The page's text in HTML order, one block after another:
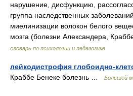
нарушение, дисфункцию,
группа наследственных
миелинизации волокон белого
мозга (болезни Александера,
словарь по психологии и педагогике
лейкодистрофия глобоидно-
Краббе Бенеке болезнь …
Большой